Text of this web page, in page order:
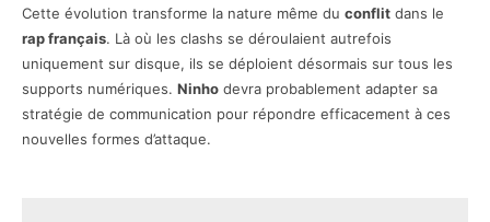
Cette évolution transforme la nature même du conflit dans le
rap français. Là où les clashs se déroulaient autrefois
uniquement sur disque, ils se déploient désormais sur tous les
supports numériques. Ninho devra probablement adapter sa
stratégie de communication pour répondre efficacement à ces
nouvelles formes d’attaque.